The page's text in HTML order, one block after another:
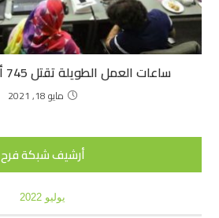
ساعات العمل الطويلة تقتل 745 ألف شخص سنويا
مايو 18, 2021
أرشيف شبكة فرح
يوليو 2022